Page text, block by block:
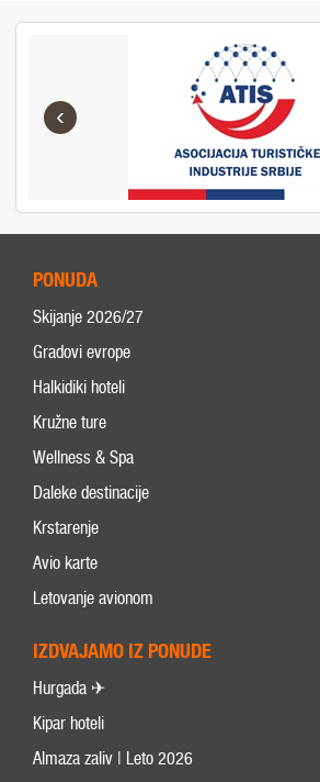
‹
PONUDA
Skijanje 2026/27
Gradovi evrope
Halkidiki hoteli
Kružne ture
Wellness & Spa
Daleke destinacije
Krstarenje
Avio karte
Letovanje avionom
IZDVAJAMO IZ PONUDE
Hurgada ✈
Kipar hoteli
Almaza zaliv | Leto 2026